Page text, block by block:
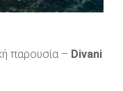
παρουσία – Divani